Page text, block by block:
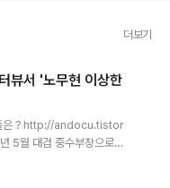
더보기
뷰서 '노무현 이상한
은 ? http://andocu.tistor
5월 대검 중수부장으로서
사의 단서는 노 전 대통령